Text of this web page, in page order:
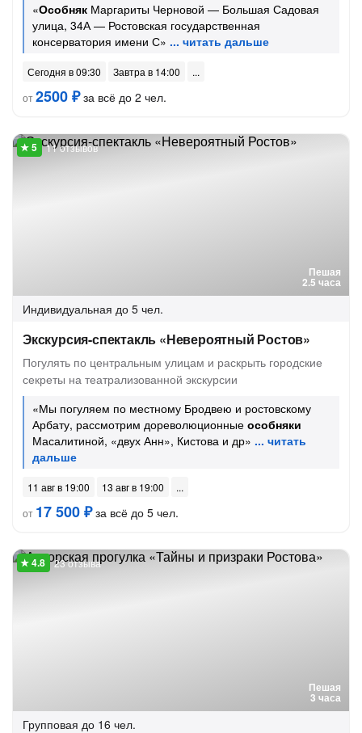
«Особняк Маргариты Черновой — Большая Садовая
улица, 34А — Ростовская государственная
консерватория имени С»
Сегодня в 09:30
Завтра в 14:00
от2500 ₽за всё до 2 чел.
Пешая
2.5 часа
11 отзывов
Индивидуальная до 5 чел.
Экскурсия-спектакль «Невероятный Ростов»
Погулять по центральным улицам и раскрыть городские
секреты на театрализованной экскурсии
«Мы погуляем по местному Бродвею и ростовскому
Арбату, рассмотрим дореволюционные особняки
Масалитиной, «двух Анн», Кистова и др»
11 авг в 19:00
13 авг в 19:00
от 17 500 ₽за всё до 5 чел.
Пешая
3 часа
23 отзыва
Групповая до 16 чел.